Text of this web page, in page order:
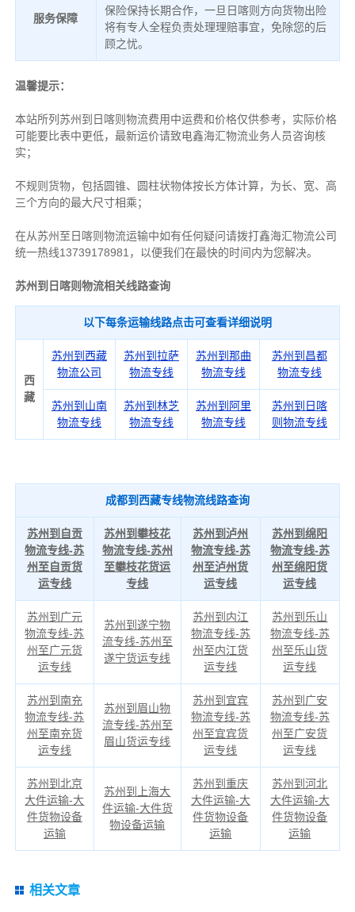
服务保障
保险保持长期合作，一旦日喀则方向货物出险
将有专人全程负责处理理赔事宜，免除您的后
顾之忧。
温馨提示：
本站所列苏州到日喀则物流费用中运费和价格仅供参考，实际价格
可能要比表中更低，最新运价请致电鑫海汇物流业务人员咨询核
实；
不规则货物，包括圆锥、圆柱状物体按长方体计算，为长、宽、高
三个方向的最大尺寸相乘；
在从苏州至日喀则物流运输中如有任何疑问请拨打鑫海汇物流公司
统一热线13739178981，以便我们在最快的时间内为您解决。
苏州到日喀则物流相关线路查询
以下每条运输线路点击可查看详细说明
西
藏
苏州到西藏
物流公司
苏州到拉萨
物流专线
苏州到那曲
物流专线
苏州到昌都
物流专线
苏州到山南
物流专线
苏州到林芝
物流专线
苏州到阿里
物流专线
苏州到日喀
则物流专线
成都到西藏专线物流线路查询
苏州到自贡
物流专线-苏
州至自贡货
运专线
苏州到攀枝花
物流专线-苏州
至攀枝花货运
专线
苏州到泸州
物流专线-苏
州至泸州货
运专线
苏州到绵阳
物流专线-苏
州至绵阳货
运专线
苏州到广元
物流专线-苏
州至广元货
运专线
苏州到遂宁物
流专线-苏州至
遂宁货运专线
苏州到内江
物流专线-苏
州至内江货
运专线
苏州到乐山
物流专线-苏
州至乐山货
运专线
苏州到南充
物流专线-苏
州至南充货
运专线
苏州到眉山物
流专线-苏州至
眉山货运专线
苏州到宜宾
物流专线-苏
州至宜宾货
运专线
苏州到广安
物流专线-苏
州至广安货
运专线
苏州到北京
大件运输-大
件货物设备
运输
苏州到上海大
件运输-大件货
物设备运输
苏州到重庆
大件运输-大
件货物设备
运输
苏州到河北
大件运输-大
件货物设备
运输
相关文章